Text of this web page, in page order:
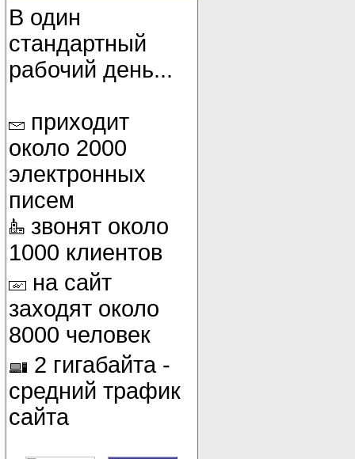
В один
стандартный
рабочий день...
приходит
около 2000
электронных
писем
звонят около
1000 клиентов
на сайт
заходят около
8000 человек
2 гигабайта -
средний трафик
сайта